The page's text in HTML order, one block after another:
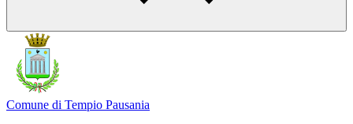
Comune di Tempio Pausania